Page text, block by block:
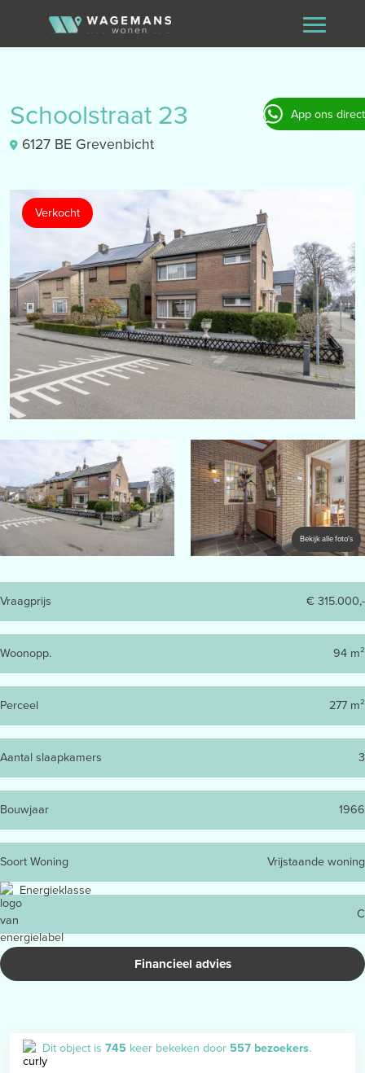
App ons direct
Schoolstraat 23
6127 BE Grevenbicht
Verkocht
Bekijk alle foto's
Vraagprijs € 315.000,-
Woonopp. 94 m²
Perceel 277 m²
Aantal slaapkamers 3
Bouwjaar 1966
Soort Woning
Vrijstaande woning
Energieklasse
C
Financieel advies
Dit object is 745 keer bekeken door 557 bezoekers.